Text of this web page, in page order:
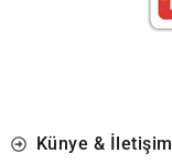
Künye & İletişim